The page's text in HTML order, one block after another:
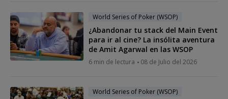
World Series of Poker (WSOP)
¿Abandonar tu stack del Main Event
para ir al cine? La insólita aventura
de Amit Agarwal en las WSOP
6 min de lectura 08 de Julio del 2026
World Series of Poker (WSOP)